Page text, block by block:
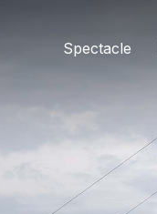
Spectacle